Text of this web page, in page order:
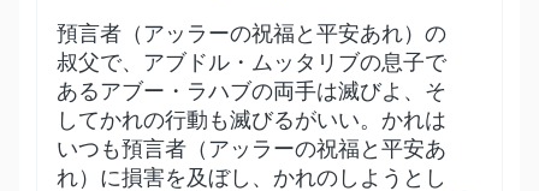
預言者（アッラーの祝福と平安あれ）の
叔父で、アブドル・ムッタリブの息子で
あるアブー・ラハブの両手は滅びよ、そ
してかれの行動も滅びるがいい。かれは
いつも預言者（アッラーの祝福と平安あ
れ）に損害を及ぼし、かれのしようとし